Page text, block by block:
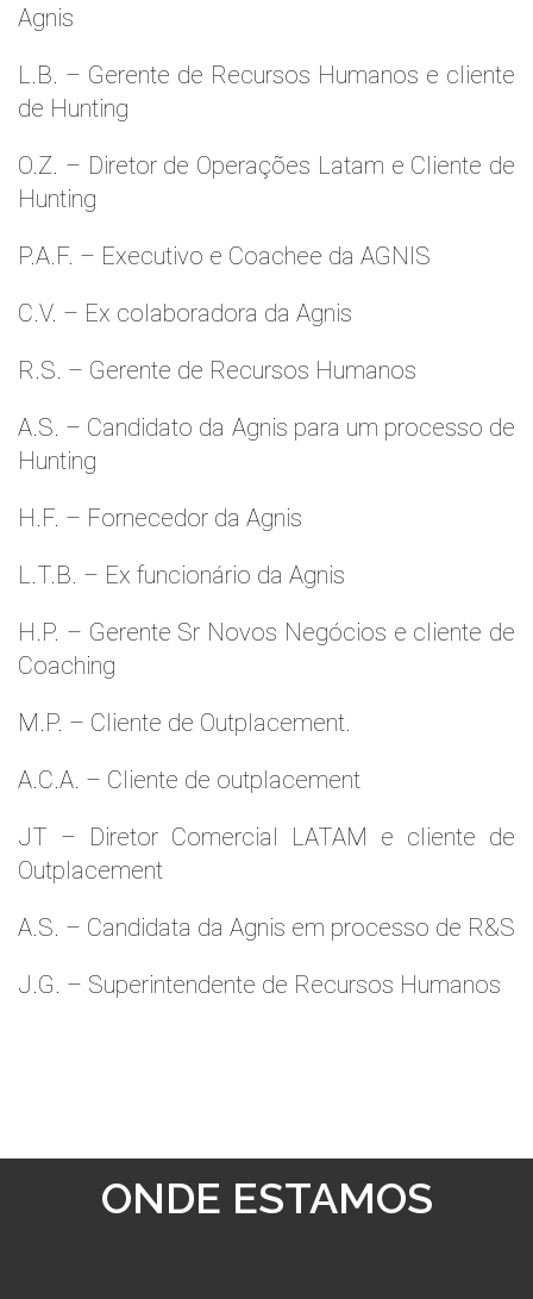
Agnis
L.B. – Gerente de Recursos Humanos e cliente
de Hunting
O.Z. – Diretor de Operações Latam e Cliente de
Hunting
P.A.F. – Executivo e Coachee da AGNIS
C.V. – Ex colaboradora da Agnis
R.S. – Gerente de Recursos Humanos
A.S. – Candidato da Agnis para um processo de
Hunting
H.F. – Fornecedor da Agnis
L.T.B. – Ex funcionário da Agnis
H.P. – Gerente Sr Novos Negócios e cliente de
Coaching
M.P. – Cliente de Outplacement.
A.C.A. – Cliente de outplacement
JT – Diretor Comercial LATAM e cliente de
Outplacement
A.S. – Candidata da Agnis em processo de R&S
J.G. – Superintendente de Recursos Humanos
ONDE ESTAMOS